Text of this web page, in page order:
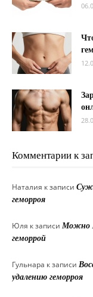
Комментарии к
Наталия к записи
геморроя
Юля к записи Можно
геморрой
Гульнара к записи
удалению геморроя